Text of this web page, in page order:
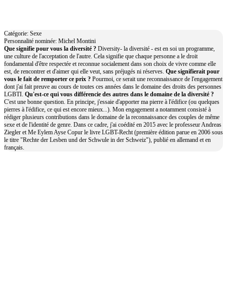
Catégorie: Sexe
Personnalité nominée: Michel Montini
Que signifie pour vous la diversité ? Diversity- la diversité - est en soi un programme,
une culture de l'acceptation de l'autre. Cela signifie que chaque personne a le droit
fondamental d'être respectée et reconnue socialement dans son choix de vivre comme elle
est, de rencontrer et d'aimer qui elle veut, sans préjugés ni réserves. Que signifierait pour
vous le fait de remporter ce prix ? Pourmoi, ce serait une reconnaissance de l'engagement
dont j'ai fait preuve au cours de toutes ces années dans le domaine des droits des personnes
LGBTI. Qu'est-ce qui vous différencie des autres dans le domaine de la diversité ?
C'est une bonne question. En principe, j'essaie d'apporter ma pierre à l'édifice (ou quelques
pierres à l'édifice, ce qui est encore mieux...). Mon engagement a notamment consisté à
rédiger plusieurs contributions dans le domaine de la reconnaissance des couples de même
sexe et de l'identité de genre. Dans ce cadre, j'ai coédité en 2015 avec le professeur Andreas
Ziegler et Me Eylem Ayse Copur le livre LGBT-Recht (première édition parue en 2006 sous
le titre "Rechte der Lesben und der Schwule in der Schweiz"), publié en allemand et en
français.